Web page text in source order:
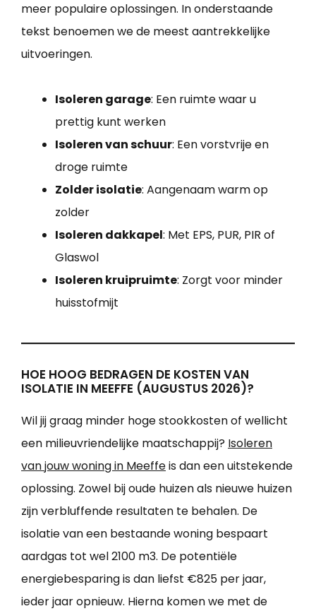
meer populaire oplossingen. In onderstaande
tekst benoemen we de meest aantrekkelijke
uitvoeringen.
Isoleren garage: Een ruimte waar u
prettig kunt werken
Isoleren van schuur: Een vorstvrije en
droge ruimte
Zolder isolatie: Aangenaam warm op
zolder
Isoleren dakkapel: Met EPS, PUR, PIR of
Glaswol
Isoleren kruipruimte: Zorgt voor minder
huisstofmijt
HOE HOOG BEDRAGEN DE KOSTEN VAN
ISOLATIE IN MEEFFE (AUGUSTUS 2026)?
Wil jij graag minder hoge stookkosten of wellicht
een milieuvriendelijke maatschappij? Isoleren
van jouw woning in Meeffeis dan een uitstekende
oplossing. Zowel bij oude huizen als nieuwe huizen
zijn verbluffende resultaten te behalen. De
isolatie van een bestaande woning bespaart
aardgas tot wel 2100 m3. De potentiële
energiebesparing is dan liefst €825 per jaar,
ieder jaar opnieuw. Hierna komen we met de